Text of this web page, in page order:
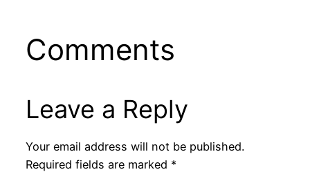
Comments
Leave a Reply
Your email address will not be published.
Required fields are marked *